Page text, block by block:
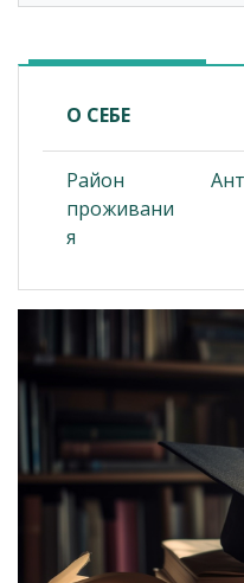
О СЕБЕ
Район
проживани
я